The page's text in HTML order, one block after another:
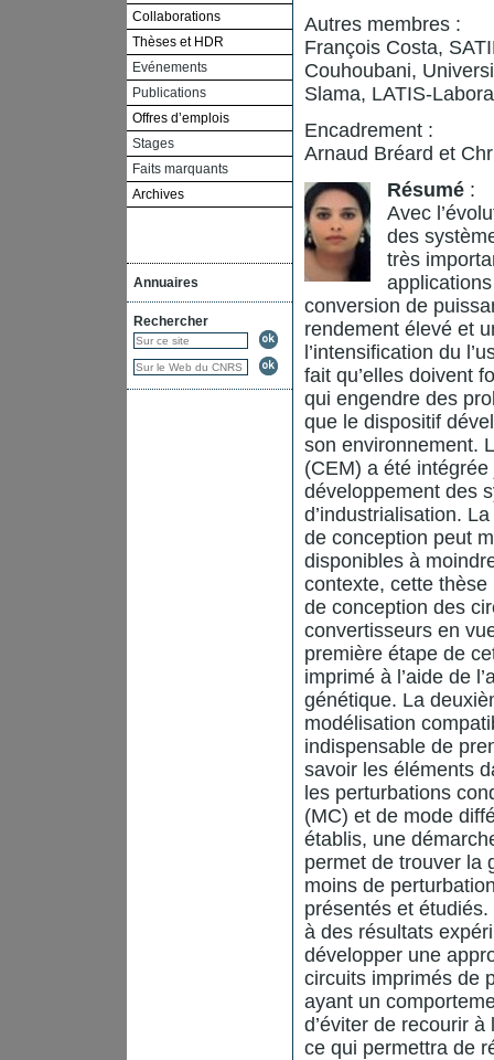
Collaborations
Thèses et HDR
Evénements
Publications
Offres d’emplois
Stages
Faits marquants
Archives
Annuaires
Rechercher
Autres membres :
François Costa,
Couhoubani,
Slama, LATIS-
Encadrement :
Arnaud Bréard et
Résumé :
Avec
des
très
conversion de
rendement élevé et
l’intensification du
fait qu’elles doivent
qui engendre des
que le dispositif
son environnement.
(CEM) a été
développement des
d’industrialisation.
de conception peut
disponibles à
contexte, cette thèse
de conception des
convertisseurs en
première étape de
imprimé à l’aide de
génétique. La
modélisation
indispensable de
savoir les éléments
les perturbations
(MC) et de mode
établis, une
permet de trouver la
moins de
présentés et
à des résultats
développer une
circuits imprimés de
ayant un
d’éviter de recourir
ce qui permettra de